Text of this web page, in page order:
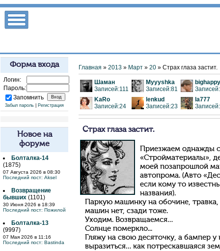
Форма входа
Логин:
Пароль:
Запомнить
Забыл пароль Регистрация
Новое на
форуме
Болталка-14
(1875)
07 Августа 2026 в 08:30
Последний пост: Aksel
Возвращение
бывших (1101)
30 Июня 2026 в 18:39
Последний пост: Пожилой
Болталка-13
(9997)
07 Мая 2026 в 11:16
Последний пост: Bastinda
Главная » 2013 » Март » 20 » Страх глаза застит.
Шаман
Записей:111
Myyyshka
Записей:81
bighappy
KaRo
Записей:24
lenkud
Записей:23
la777
Страх глаза застит.
Приезжаем однажды
«Стройматериалы»,
моей позапрошлой
автопрома. (Авто
если кому то
названия).
Паркую машинку на обочине,
машин нет, сзади тоже.
Уходим. Возвращаемся…
Солнце померкло...
Гляжу на свою десяточку, а бампер
выразиться… как потрескавшаяся